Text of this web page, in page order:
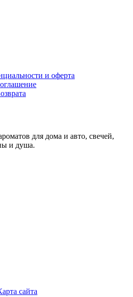
и оферта
для дома и авто, свечей,
и душа.
сайта